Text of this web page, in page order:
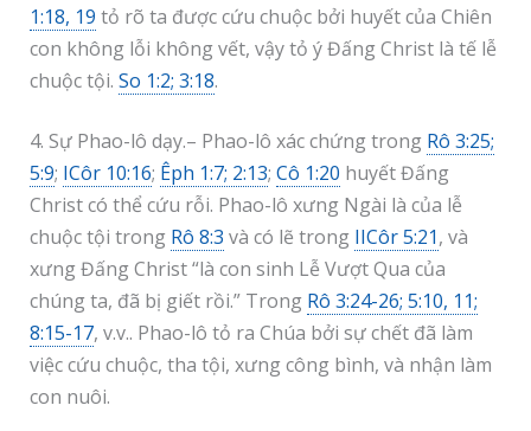
1:18, 19 tỏ rõ ta được cứu chuộc bởi huyết của Chiên
con không lỗi không vết, vậy tỏ ý Đấng Christ là tế lễ
chuộc tội. So 1:2; 3:18.
4. Sự Phao-lô dạy.– Phao-lô xác chứng trong Rô 3:25;
5:9; ICôr 10:16; Êph 1:7; 2:13; Cô 1:20 huyết Đấng
Christ có thể cứu rỗi. Phao-lô xưng Ngài là của lễ
chuộc tội trong Rô 8:3 và có lẽ trong IICôr 5:21, và
xưng Đấng Christ “là con sinh Lễ Vượt Qua của
chúng ta, đã bị giết rồi.” Trong Rô 3:24-26; 5:10, 11;
8:15-17, v.v.. Phao-lô tỏ ra Chúa bởi sự chết đã làm
việc cứu chuộc, tha tội, xưng công bình, và nhận làm
con nuôi.